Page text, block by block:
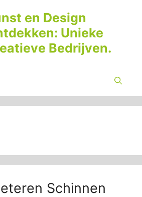
en Design
Unieke
Bedrijven.
Schinnen